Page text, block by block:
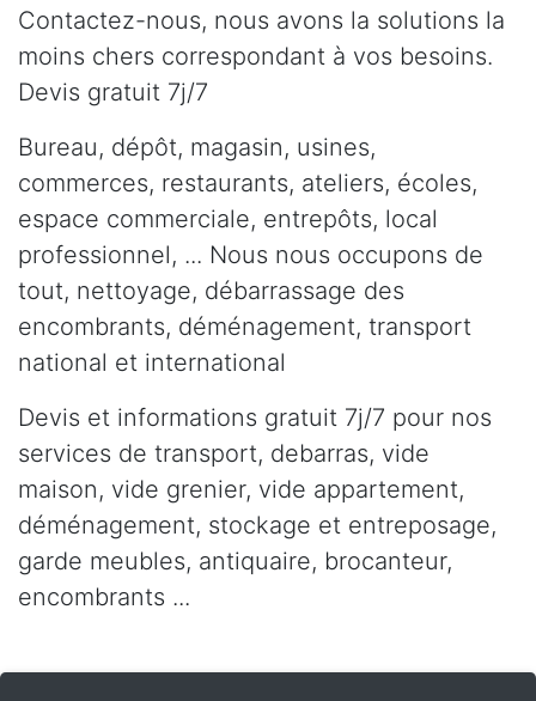
Contactez-nous, nous avons la solutions la
moins chers correspondant à vos besoins.
Devis gratuit 7j/7
Bureau, dépôt, magasin, usines,
commerces, restaurants, ateliers, écoles,
espace commerciale, entrepôts, local
professionnel, ... Nous nous occupons de
tout, nettoyage, débarrassage des
encombrants, déménagement, transport
national et international
Devis et informations gratuit 7j/7 pour nos
services de transport, debarras, vide
maison, vide grenier, vide appartement,
déménagement, stockage et entreposage,
garde meubles, antiquaire, brocanteur,
encombrants ...